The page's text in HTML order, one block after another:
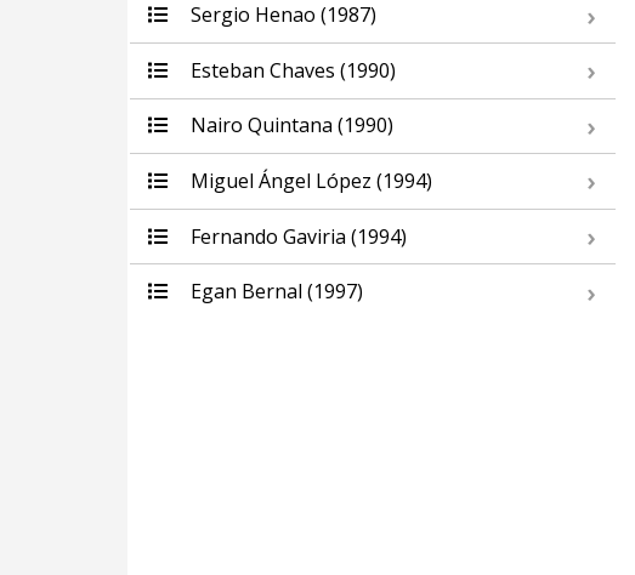
Sergio Henao (1987)
Esteban Chaves (1990)
Nairo Quintana (1990)
Miguel Ángel López (1994)
Fernando Gaviria (1994)
Egan Bernal (1997)